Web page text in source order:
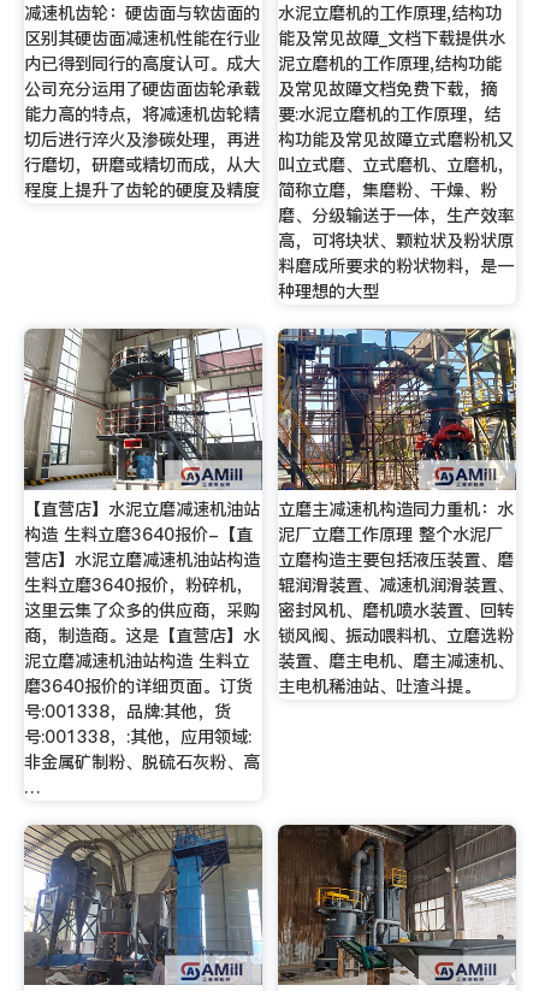
减速机齿轮：硬齿面与软齿面的
区别其硬齿面减速机性能在行业
内已得到同行的高度认可。成大
公司充分运用了硬齿面齿轮承载
能力高的特点，将减速机齿轮精
切后进行淬火及渗碳处理，再进
行磨切，研磨或精切而成，从大
程度上提升了齿轮的硬度及精度
水泥立磨机的工作原理,结构功
能及常见故障_文档下载提供水
泥立磨机的工作原理,结构功能
及常见故障文档免费下载，摘
要:水泥立磨机的工作原理，结
构功能及常见故障立式磨粉机又
叫立式磨、立式磨机、立磨机，
简称立磨，集磨粉、干燥、粉
磨、分级输送于一体，生产效率
高，可将块状、颗粒状及粉状原
料磨成所要求的粉状物料，是一
种理想的大型
【直营店】水泥立磨减速机油站
构造 生料立磨3640报价-【直
营店】水泥立磨减速机油站构造
生料立磨3640报价，粉碎机，
这里云集了众多的供应商，采购
商，制造商。这是【直营店】水
泥立磨减速机油站构造 生料立
磨3640报价的详细页面。订货
号:001338，品牌:其他，货
号:001338，:其他，应用领域:
非金属矿制粉、脱硫石灰粉、高
…
立磨主减速机构造同力重机：水
泥厂立磨工作原理 整个水泥厂
立磨构造主要包括液压装置、磨
辊润滑装置、减速机润滑装置、
密封风机、磨机喷水装置、回转
锁风阀、振动喂料机、立磨选粉
装置、磨主电机、磨主减速机、
主电机稀油站、吐渣斗提。